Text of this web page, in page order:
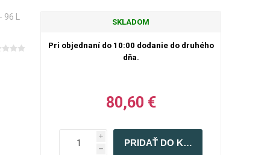
L
SKLADOM
Pri objednaní do 10:00 dodanie do druhého
dňa.
80,60 €
i
h